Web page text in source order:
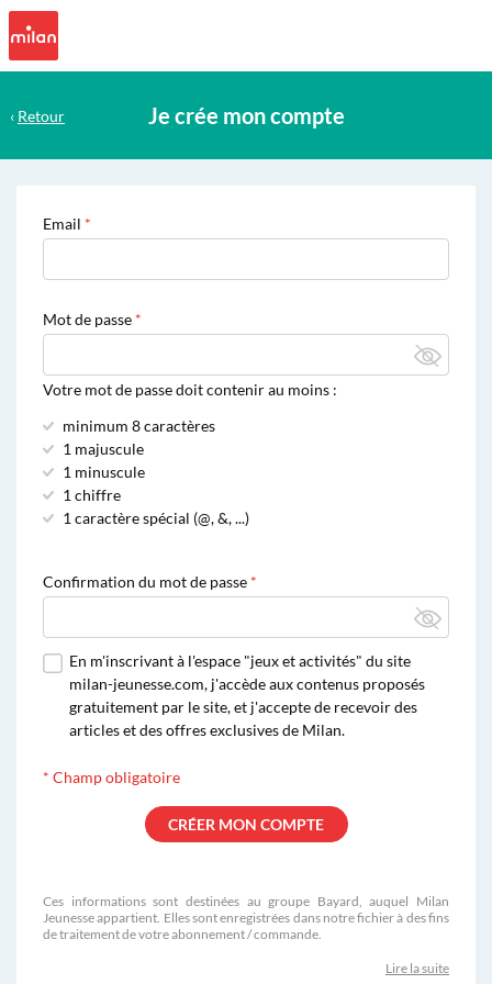
Je crée mon compte
‹ Retour
Email
Mot de passe
Votre mot de passe doit contenir au moins :
minimum 8 caractères
1 majuscule
1 minuscule
1 chiffre
1 caractère spécial (@, &, ...)
Confirmation du mot de passe
En m'inscrivant à l'espace "jeux et activités" du site
milan-jeunesse.com, j'accède aux contenus proposés
gratuitement par le site, et j'accepte de recevoir des
articles et des offres exclusives de Milan.
* Champ obligatoire
Ces informations sont destinées au groupe Bayard, auquel Milan
Jeunesse appartient. Elles sont enregistrées dans notre fichier à des fins
de traitement de votre abonnement / commande.
Lire la suite